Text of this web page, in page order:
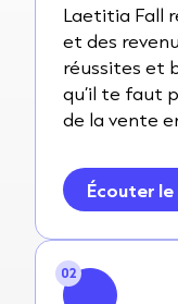
Laetitia Fall
et des
réussites et
qu’il te faut
de la vente
Écouter
02